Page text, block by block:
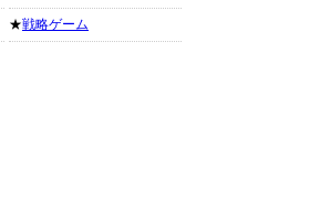
★戦略ゲーム